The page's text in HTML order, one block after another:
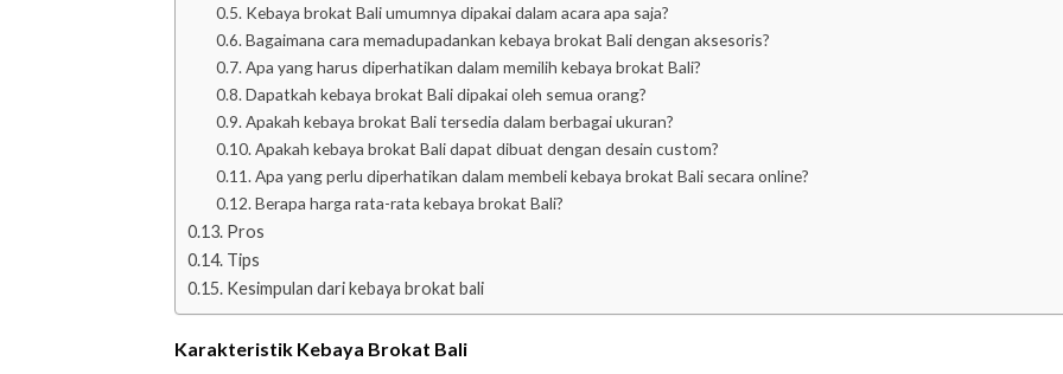
Kebaya brokat Bali umumnya dipakai dalam acara apa saja?
Bagaimana cara memadupadankan kebaya brokat Bali dengan aksesoris?
Apa yang harus diperhatikan dalam memilih kebaya brokat Bali?
Dapatkah kebaya brokat Bali dipakai oleh semua orang?
Apakah kebaya brokat Bali tersedia dalam berbagai ukuran?
Apakah kebaya brokat Bali dapat dibuat dengan desain custom?
Apa yang perlu diperhatikan dalam membeli kebaya brokat Bali secara online?
Berapa harga rata-rata kebaya brokat Bali?
Pros
Tips
Kesimpulan dari kebaya brokat bali
Karakteristik Kebaya Brokat Bali